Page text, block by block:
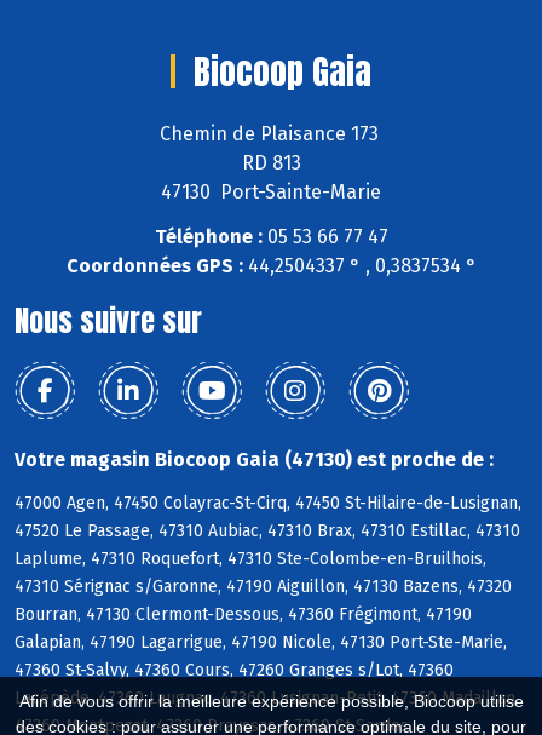
Afin de vous offrir la meilleure expérience possible, Biocoop utilise
des cookies : pour assurer une performance optimale du site, pour
Biocoop Gaia
Chemin de Plaisance 173
RD 813
47130 Port-Sainte-Marie
Téléphone :05 53 66 77 47
Coordonnées GPS :44,2504337 ° , 0,3837534 °
Nous suivre sur
Votre magasin Biocoop Gaia (47130) est proche de :
47000 Agen, 47450 Colayrac-St-Cirq, 47450 St-Hilaire-de-Lusignan,
47520 Le Passage, 47310 Aubiac, 47310 Brax, 47310 Estillac, 47310
Laplume, 47310 Roquefort, 47310 Ste-Colombe-en-Bruilhois,
47310 Sérignac s/Garonne, 47190 Aiguillon, 47130 Bazens, 47320
Bourran, 47130 Clermont-Dessous, 47360 Frégimont, 47190
Galapian, 47190 Lagarrigue, 47190 Nicole, 47130 Port-Ste-Marie,
47360 St-Salvy, 47360 Cours, 47260 Granges s/Lot, 47360
Lacépède, 47360 Laugnac, 47360 Lusignan-Petit, 47360 Madaillan,
47360 Montpezat, 47360 Prayssas, 47360 St-Sardos